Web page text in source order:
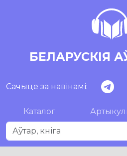
БЕЛАРУСКІЯ
Сачыце за навінамі:
Каталог